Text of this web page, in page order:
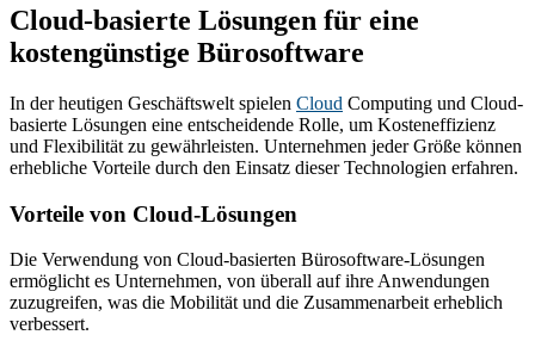
Cloud-basierte Lösungen für eine
kostengünstige Bürosoftware
In der heutigen Geschäftswelt spielen Cloud Computing und Cloud-
basierte Lösungen eine entscheidende Rolle, um Kosteneffizienz
und Flexibilität zu gewährleisten. Unternehmen jeder Größe können
erhebliche Vorteile durch den Einsatz dieser Technologien erfahren.
Vorteile von Cloud-Lösungen
Die Verwendung von Cloud-basierten Bürosoftware-Lösungen
ermöglicht es Unternehmen, von überall auf ihre Anwendungen
zuzugreifen, was die Mobilität und die Zusammenarbeit erheblich
verbessert.